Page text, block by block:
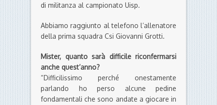
di militanza al campionato Uisp.
Abbiamo raggiunto al telefono l’allenatore
della prima squadra Csi Giovanni Grotti.
Mister, quanto sarà difficile riconfermarsi
anche quest’anno?
“Difficilissimo perché onestamente
parlando ho perso alcune pedine
fondamentali che sono andate a giocare in